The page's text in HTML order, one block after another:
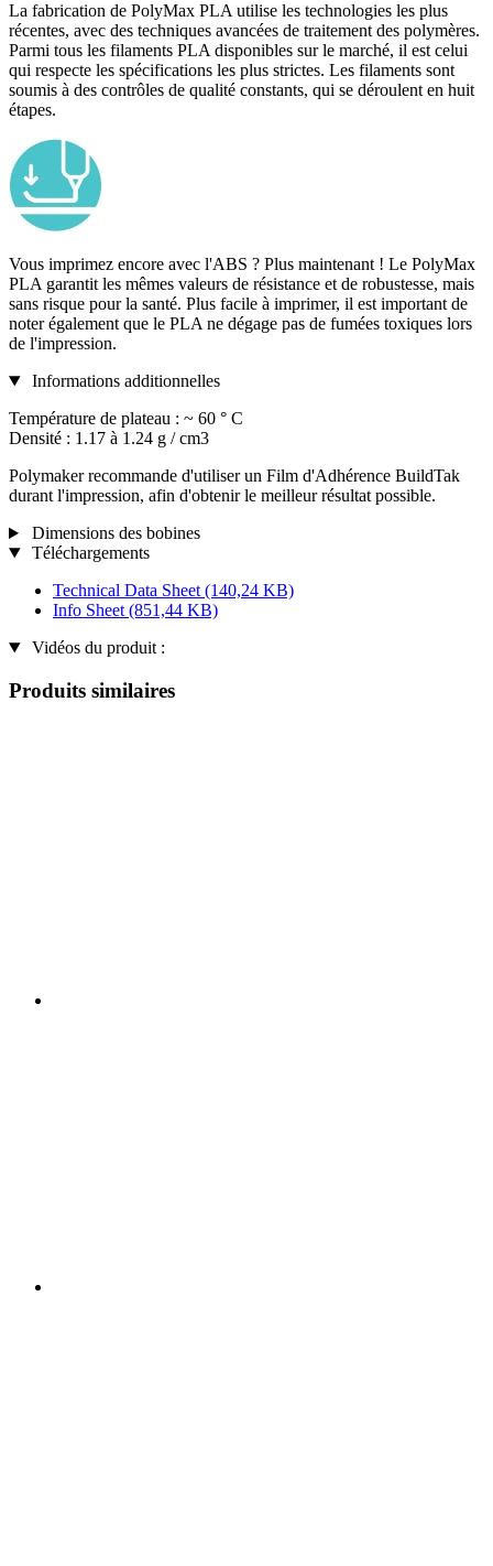
La fabrication de PolyMax PLA utilise les technologies les plus
récentes, avec des techniques avancées de traitement des polymères.
Parmi tous les filaments PLA disponibles sur le marché, il est celui
qui respecte les spécifications les plus strictes. Les filaments sont
soumis à des contrôles de qualité constants, qui se déroulent en huit
étapes.
Vous imprimez encore avec l'ABS ? Plus maintenant ! Le PolyMax
PLA garantit les mêmes valeurs de résistance et de robustesse, mais
sans risque pour la santé. Plus facile à imprimer, il est important de
noter également que le PLA ne dégage pas de fumées toxiques lors
de l'impression.
Informations additionnelles
Température de plateau : ~ 60 ° C
Densité : 1.17 à 1.24 g / cm3
Polymaker recommande d'utiliser un Film d'Adhérence BuildTak
durant l'impression, afin d'obtenir le meilleur résultat possible.
Dimensions des bobines
Téléchargements
Technical Data Sheet (140,24 KB)
Info Sheet (851,44 KB)
Vidéos du produit :
Produits similaires